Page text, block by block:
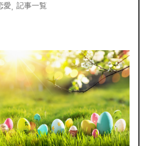
愛, 記事一覧